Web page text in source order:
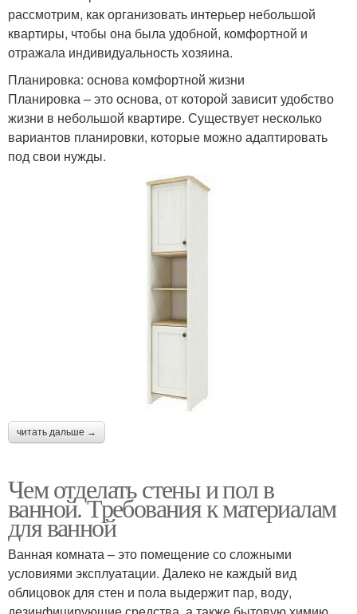
рассмотрим, как организовать интерьер небольшой
квартиры, чтобы она была удобной, комфортной и
отражала индивидуальность хозяина.
Планировка: основа комфортной жизни
Планировка – это основа, от которой зависит удобство
жизни в небольшой квартире. Существует несколько
вариантов планировки, которые можно адаптировать
под свои нужды.
читать дальше →
Чем отделать стены и пол в
ванной. Требования к материалам
для ванной
Ванная комната – это помещение со сложными
условиями эксплуатации. Далеко не каждый вид
облицовок для стен и пола выдержит пар, воду,